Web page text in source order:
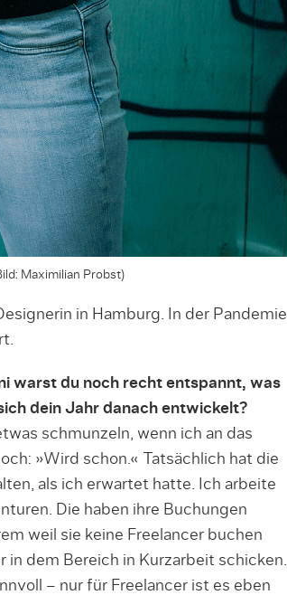
Maximilian Probst)
in Hamburg. In der Pandemie
warst du noch recht entspannt, was
dein Jahr danach entwickelt?
schmunzeln, wenn ich an das
»Wird schon.« Tatsächlich hat die
als ich erwartet hatte. Ich arbeite
Die haben ihre Buchungen
weil sie keine Freelancer buchen
dem Bereich in Kurzarbeit schicken.
– nur für Freelancer ist es eben